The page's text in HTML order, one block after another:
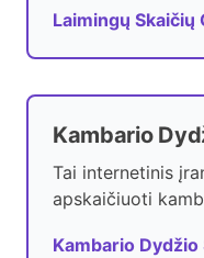
Laimingų
Kambario
Tai internetinis
apskaičiuoti
Kambario Dydžio